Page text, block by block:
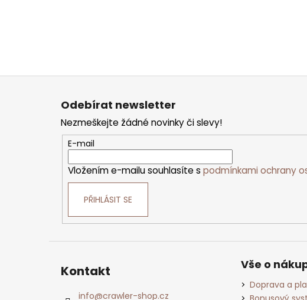
Z
Odebírat newsletter
Nezmeškejte žádné novinky či slevy!
E-mail
Vložením e-mailu souhlasíte s podmínkami ochrany
PŘIHLÁSIT SE
Kontakt
info@crawler-shop.cz
Vše o
Doprava a